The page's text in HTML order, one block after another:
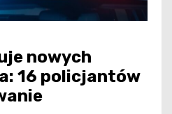
nowych
16 policjantów